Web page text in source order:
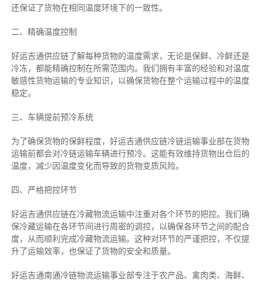
还保证了货物在相同温度环境下的一致性。
二、 精确温度控制
好运吉通供应链了解每种货物的温度需求，无论是保鲜、冷鲜还是
冷冻，都能精确控制在所需范围内。我们拥有丰富的经验和对温度
敏感性货物运输的专业知识，以确保货物在整个运输过程中的温度
稳定。
三、车辆提前预冷系统
为了确保货物的保鲜程度，好运吉通供应链冷链运输事业部在货物
运输前都会对冷链运输车辆进行预冷。这能有效维持货物出仓后的
温度，减少因温度变化而导致的货物变质风险。
四、严格把控环节
好运吉通供应链在冷藏物流运输中注重对各个环节的把控。我们确
保冷藏运输在各环节间进行周密的调控，以确保各环节之间的配合
度，从而顺利完成冷藏物流运输。这种对环节的严谨把控，不仅提
升了运输效率，也保证了货物的安全和质量。
好运吉通南通冷链物流运输事业部专注于农产品、禽肉类、海鲜、